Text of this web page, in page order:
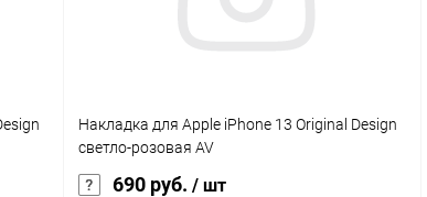
Накладка для Apple iPhone 13 Original Design
светло-розовая AV
690 руб. / шт